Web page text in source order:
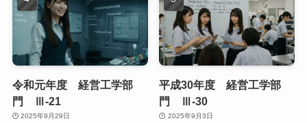
令和元年度 経営工学部
門 Ⅲ-21
2025年9月29日
平成30年度 経営工学部
門 Ⅲ-30
2025年9月3日